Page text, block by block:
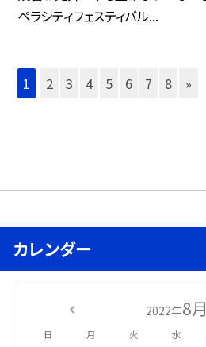
ペラシティフェスティバル...
1 2 3 4 5 6 7 8 »
カレンダー
2022年8月
日 月 火 水